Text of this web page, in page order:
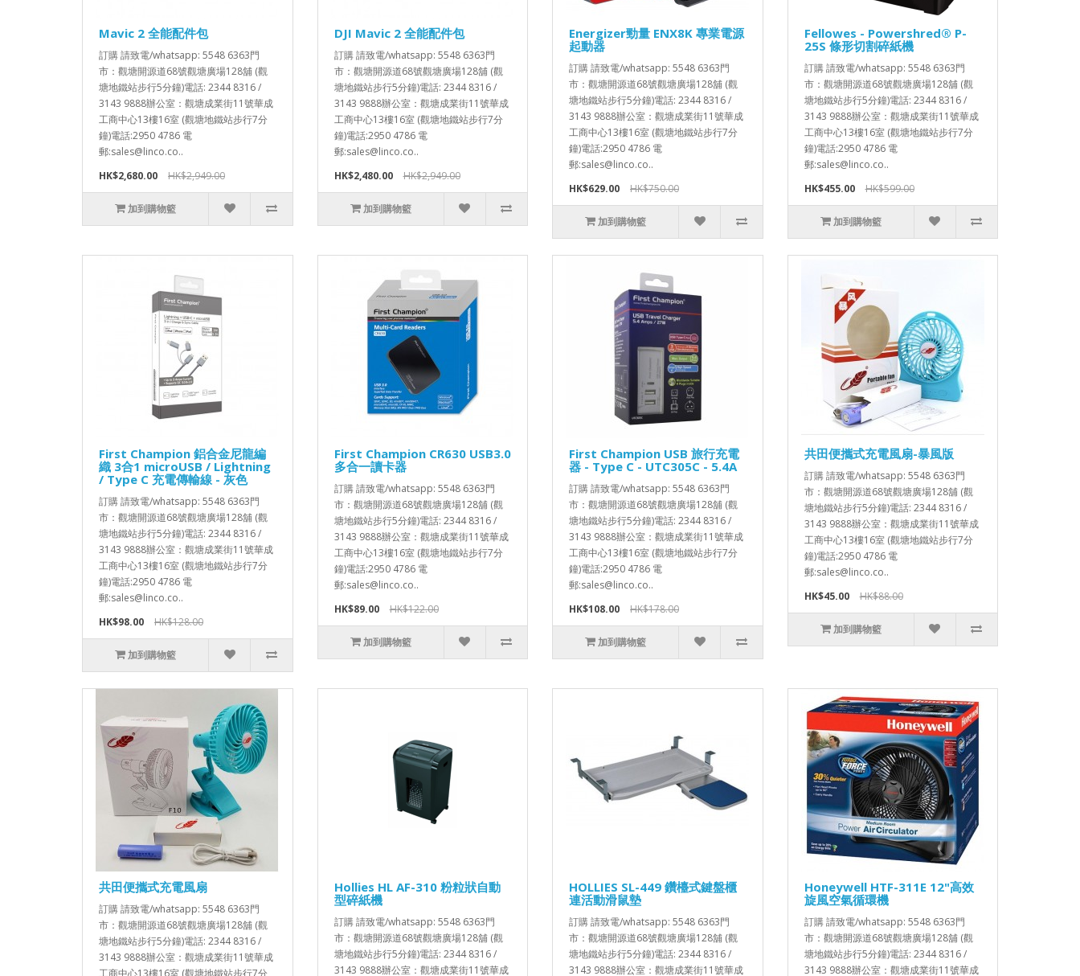
Mavic 2 全能配件包
訂購 請致電/whatsapp: 5548 6363門
市：觀塘開源道68號觀塘廣場128舖 (觀
塘地鐵站步行5分鐘)電話: 2344 8316 /
3143 9888辦公室：觀塘成業街11號華成
工商中心13樓16室 (觀塘地鐵站步行7分
鐘)電話:2950 4786 電
郵:sales@linco.co..
HK$2,680.00
HK$2,949.00
加到購物籃
DJI Mavic 2 全能配件包
訂購 請致電/whatsapp: 5548 6363門
市：觀塘開源道68號觀塘廣場128舖 (觀
塘地鐵站步行5分鐘)電話: 2344 8316 /
3143 9888辦公室：觀塘成業街11號華成
工商中心13樓16室 (觀塘地鐵站步行7分
鐘)電話:2950 4786 電
郵:sales@linco.co..
HK$2,480.00
HK$2,949.00
加到購物籃
Energizer勁量 ENX8K 專業電源
起動器
訂購 請致電/whatsapp: 5548 6363門
市：觀塘開源道68號觀塘廣場128舖 (觀
塘地鐵站步行5分鐘)電話: 2344 8316 /
3143 9888辦公室：觀塘成業街11號華成
工商中心13樓16室 (觀塘地鐵站步行7分
鐘)電話:2950 4786 電
郵:sales@linco.co..
HK$629.00
HK$750.00
加到購物籃
Fellowes - Powershred® P-
25S 條形切割碎紙機
訂購 請致電/whatsapp: 5548 6363門
市：觀塘開源道68號觀塘廣場128舖 (觀
塘地鐵站步行5分鐘)電話: 2344 8316 /
3143 9888辦公室：觀塘成業街11號華成
工商中心13樓16室 (觀塘地鐵站步行7分
鐘)電話:2950 4786 電
郵:sales@linco.co..
HK$455.00
HK$599.00
加到購物籃
First Champion 鋁合金尼龍編
織 3合1 microUSB / Lightning
/ Type C 充電傳輸線 - 灰色
訂購 請致電/whatsapp: 5548 6363門
市：觀塘開源道68號觀塘廣場128舖 (觀
塘地鐵站步行5分鐘)電話: 2344 8316 /
3143 9888辦公室：觀塘成業街11號華成
工商中心13樓16室 (觀塘地鐵站步行7分
鐘)電話:2950 4786 電
郵:sales@linco.co..
HK$98.00
HK$128.00
加到購物籃
First Champion CR630 USB3.0
多合一讀卡器
訂購 請致電/whatsapp: 5548 6363門
市：觀塘開源道68號觀塘廣場128舖 (觀
塘地鐵站步行5分鐘)電話: 2344 8316 /
3143 9888辦公室：觀塘成業街11號華成
工商中心13樓16室 (觀塘地鐵站步行7分
鐘)電話:2950 4786 電
郵:sales@linco.co..
HK$89.00
HK$122.00
加到購物籃
First Champion USB 旅行充電
器 - Type C - UTC305C - 5.4A
訂購 請致電/whatsapp: 5548 6363門
市：觀塘開源道68號觀塘廣場128舖 (觀
塘地鐵站步行5分鐘)電話: 2344 8316 /
3143 9888辦公室：觀塘成業街11號華成
工商中心13樓16室 (觀塘地鐵站步行7分
鐘)電話:2950 4786 電
郵:sales@linco.co..
HK$108.00
HK$178.00
加到購物籃
共田便攜式充電風扇-暴風版
訂購 請致電/whatsapp: 5548 6363門
市：觀塘開源道68號觀塘廣場128舖 (觀
塘地鐵站步行5分鐘)電話: 2344 8316 /
3143 9888辦公室：觀塘成業街11號華成
工商中心13樓16室 (觀塘地鐵站步行7分
鐘)電話:2950 4786 電
郵:sales@linco.co..
HK$45.00
HK$88.00
加到購物籃
共田便攜式充電風扇
訂購 請致電/whatsapp: 5548 6363門
市：觀塘開源道68號觀塘廣場128舖 (觀
塘地鐵站步行5分鐘)電話: 2344 8316 /
3143 9888辦公室：觀塘成業街11號華成
工商中心13樓16室 (觀塘地鐵站步行7分
Hollies HL AF-310 粉粒狀自動
型碎紙機
訂購 請致電/whatsapp: 5548 6363門
市：觀塘開源道68號觀塘廣場128舖 (觀
塘地鐵站步行5分鐘)電話: 2344 8316 /
3143 9888辦公室：觀塘成業街11號華成
HOLLIES SL-449 鑽檯式鍵盤櫃
連活動滑鼠墊
訂購 請致電/whatsapp: 5548 6363門
市：觀塘開源道68號觀塘廣場128舖 (觀
塘地鐵站步行5分鐘)電話: 2344 8316 /
3143 9888辦公室：觀塘成業街11號華成
Honeywell HTF-311E 12"高效
旋風空氣循環機
訂購 請致電/whatsapp: 5548 6363門
市：觀塘開源道68號觀塘廣場128舖 (觀
塘地鐵站步行5分鐘)電話: 2344 8316 /
3143 9888辦公室：觀塘成業街11號華成